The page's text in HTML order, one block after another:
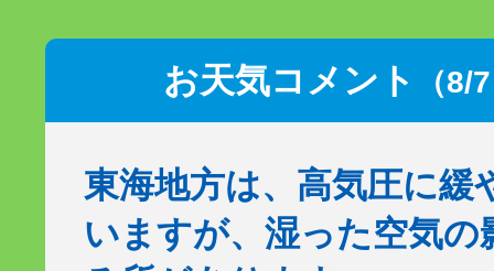
お天気コメント （8/
東海地方は、高気圧に緩
いますが、湿った空気の